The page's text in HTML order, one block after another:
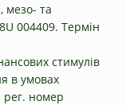
мезо- та
004409. Термін
стимулів
в умовах
рег. номер